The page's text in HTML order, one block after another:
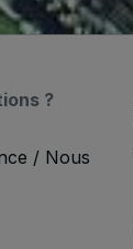
?
/ Nous